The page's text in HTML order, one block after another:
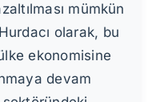
mümkün
olarak, bu
ekonomisine
devam